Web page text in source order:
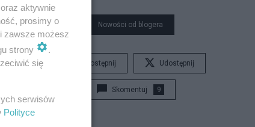
Nowości od blogera
Udostępnij Udostępnij
Skomentuj 9
aktywnie
prosimy o
zawsze możesz
strony
.
się
serwisów
Polityce